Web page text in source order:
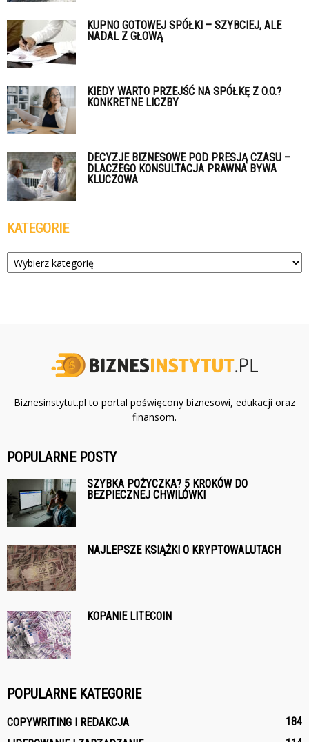
KUPNO GOTOWEJ SPÓŁKI – SZYBCIEJ, ALE
NADAL Z GŁOWĄ
KIEDY WARTO PRZEJŚĆ NA SPÓŁKĘ Z O.O.?
KONKRETNE LICZBY
DECYZJE BIZNESOWE POD PRESJĄ CZASU –
DLACZEGO KONSULTACJA PRAWNA BYWA
KLUCZOWA
KATEGORIE
Kategorie
Biznesinstytut.pl to portal poświęcony biznesowi, edukacji oraz
finansom.
POPULARNE POSTY
SZYBKA POŻYCZKA? 5 KROKÓW DO
BEZPIECZNEJ CHWILÓWKI
NAJLEPSZE KSIĄŻKI O KRYPTOWALUTACH
KOPANIE LITECOIN
POPULARNE KATEGORIE
COPYWRITING I REDAKCJA
184